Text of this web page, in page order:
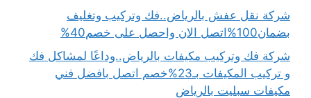
شركة نقل عفش بالرياض..فك وتركيب وتغليف
بضمان100%اتصل الان واحصل على خصم40%
شركة فك وتركيب مكيفات بالرياض..وداعًا لمشاكل فك
و تركيب المكيفات بـ23%خصم اتصل بافضل فني
مكيفات سبليت بالرياض